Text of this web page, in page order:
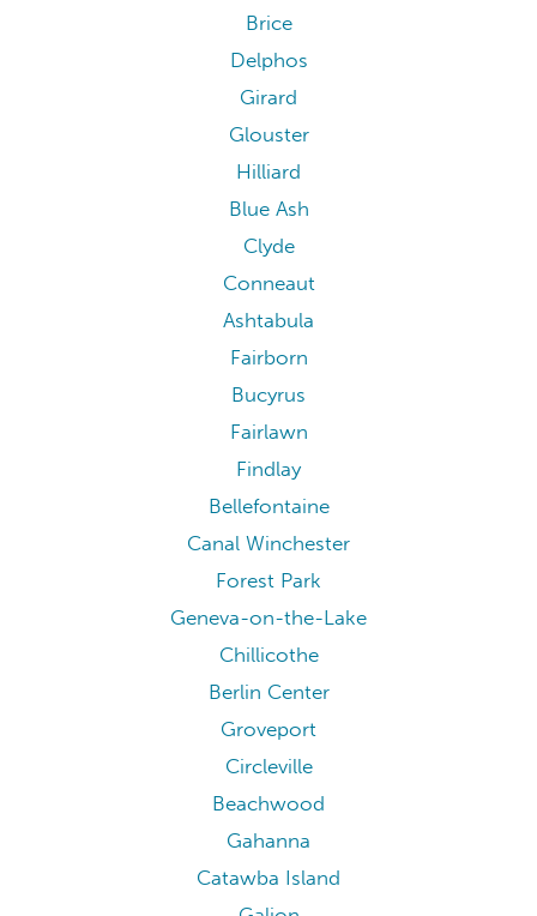
Brice
Delphos
Girard
Glouster
Hilliard
Blue Ash
Clyde
Conneaut
Ashtabula
Fairborn
Bucyrus
Fairlawn
Findlay
Bellefontaine
Canal Winchester
Forest Park
Geneva-on-the-Lake
Chillicothe
Berlin Center
Groveport
Circleville
Beachwood
Gahanna
Catawba Island